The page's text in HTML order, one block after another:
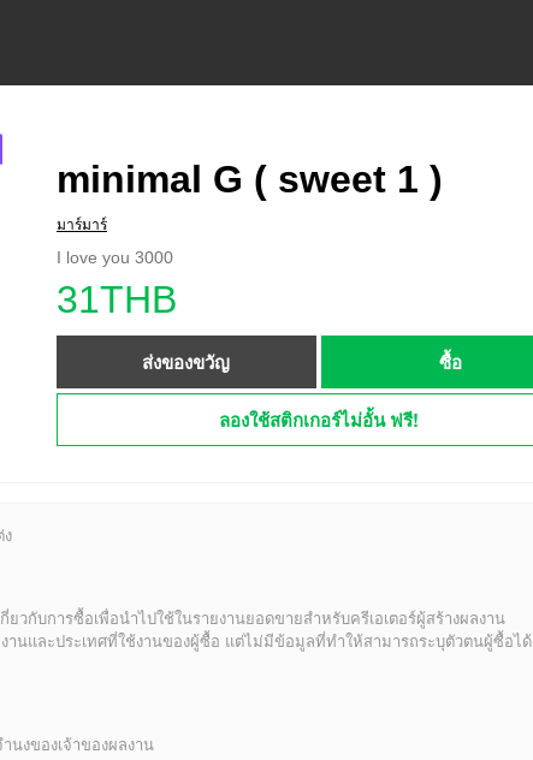
minimal G ( sweet 1 )
มาร์มาร์
I love you 3000
31THB
ส่งของขวัญ ซื้อ
ลองใช้สติกเกอร์ไม่อั้น ฟรี!
ง
ยวกับการซื้อเพื่อนำไปใช้ในรายงานยอดขายสำหรับครีเอเตอร์ผู้สร้างผลงาน
นและประเทศที่ใช้งานของผู้ซื้อ แต่ไม่มีข้อมูลที่ทำให้สามารถระบุตัวตนผู้ซื้อได้
นงของเจ้าของผลงาน